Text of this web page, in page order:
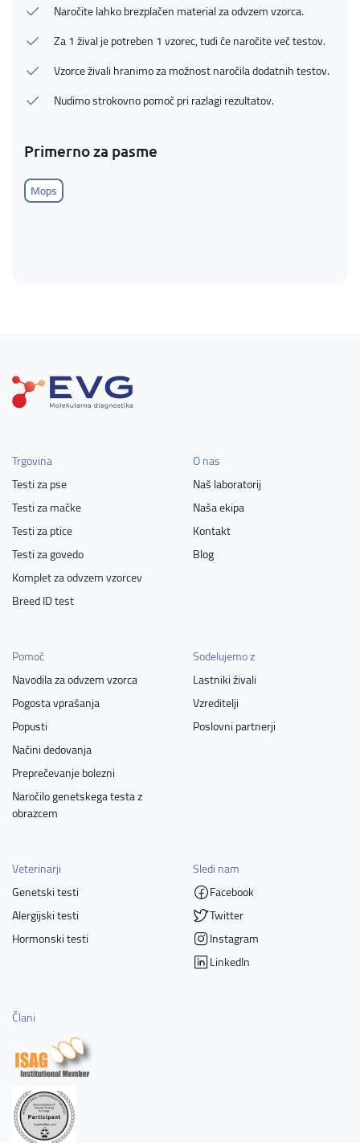
Naročite lahko brezplačen material za odvzem vzorca.
Za 1 žival je potreben 1 vzorec, tudi če naročite več testov.
Vzorce živali hranimo za možnost naročila dodatnih testov.
Nudimo strokovno pomoč pri razlagi rezultatov.
Primerno za pasme
Mops
Trgovina
Testi za pse
Testi za mačke
Testi za ptice
Testi za govedo
Komplet za odvzem vzorcev
Breed ID test
O nas
Naš laboratorij
Naša ekipa
Kontakt
Blog
Pomoč
Navodila za odvzem vzorca
Pogosta vprašanja
Popusti
Načini dedovanja
Preprečevanje bolezni
Naročilo genetskega testa z
obrazcem
Sodelujemo z
Lastniki živali
Vzreditelji
Poslovni partnerji
Veterinarji
Genetski testi
Alergijski testi
Hormonski testi
Sledi nam
Facebook
Twitter
Instagram
LinkedIn
Člani